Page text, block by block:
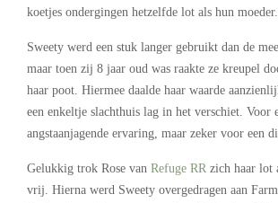
koetjes ondergingen hetzelfde lot als hun moeder.
Sweety werd een stuk langer gebruikt dan de
maar toen zij 8 jaar oud was raakte ze kreupel
haar poot. Hiermee daalde haar waarde
een enkeltje slachthuis lag in het verschiet. Voor
angstaanjagende ervaring, maar zeker voor een
Gelukkig trok Rose van Refuge RR zich haar lot
vrij. Hierna werd Sweety overgedragen aan